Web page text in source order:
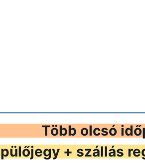
Több olcsó
+ szállás